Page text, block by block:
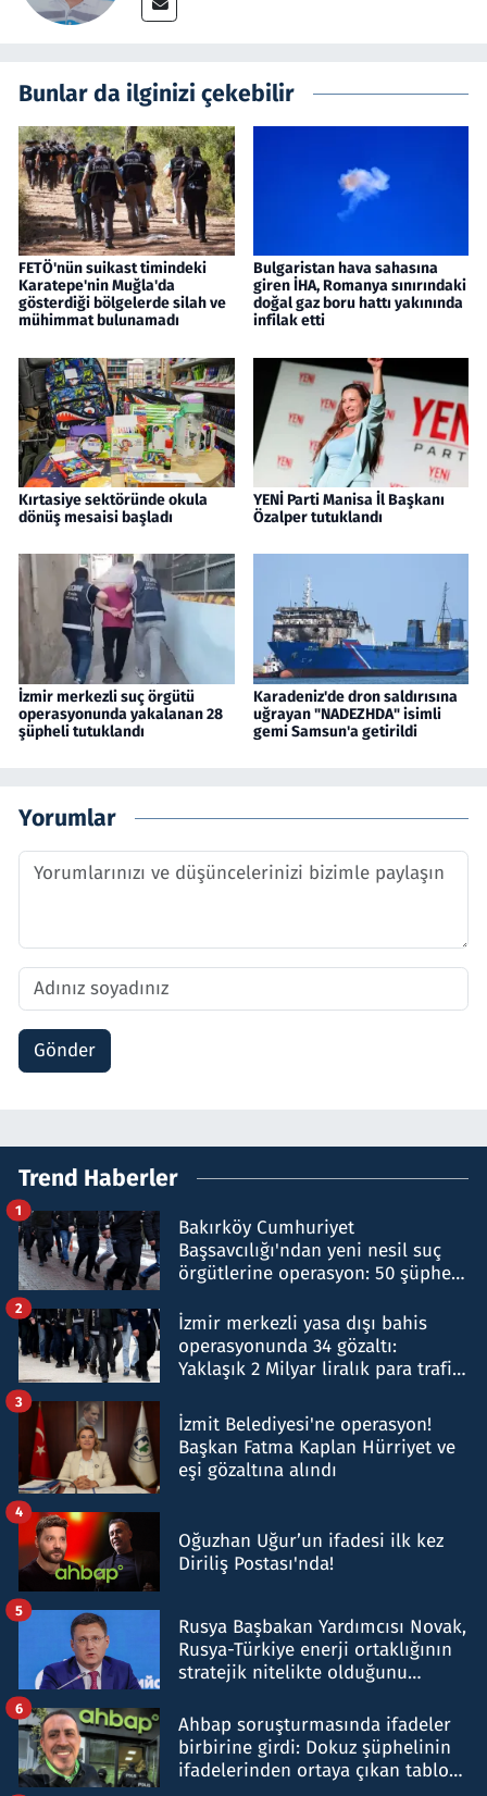
Bunlar da ilginizi çekebilir
FETÖ'nün suikast timindeki
Karatepe'nin Muğla'da
gösterdiği bölgelerde silah ve
mühimmat bulunamadı
Bulgaristan hava sahasına
giren İHA, Romanya sınırındaki
doğal gaz boru hattı yakınında
infilak etti
Kırtasiye sektöründe okula
dönüş mesaisi başladı
YENİ Parti Manisa İl Başkanı
Özalper tutuklandı
İzmir merkezli suç örgütü
operasyonunda yakalanan 28
şüpheli tutuklandı
Karadeniz'de dron saldırısına
uğrayan "NADEZHDA" isimli
gemi Samsun'a getirildi
Yorumlar
Gönder
Trend Haberler
Bakırköy Cumhuriyet
Başsavcılığı'ndan yeni nesil suç
örgütlerine operasyon: 50 şüpheli
1
İzmir merkezli yasa dışı bahis
operasyonunda 34 gözaltı:
Yaklaşık 2 Milyar liralık para trafiği
2
İzmit Belediyesi'ne operasyon!
Başkan Fatma Kaplan Hürriyet ve
eşi gözaltına alındı
3
Oğuzhan Uğur’un ifadesi ilk kez
Diriliş Postası'nda!
4
Rusya Başbakan Yardımcısı Novak,
Rusya-Türkiye enerji ortaklığının
stratejik nitelikte olduğunu
5
Ahbap soruşturmasında ifadeler
birbirine girdi: Dokuz şüphelinin
ifadelerinden ortaya çıkan tablo
6